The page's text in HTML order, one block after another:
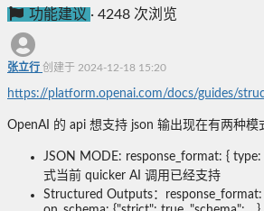
功能建议 · 4248 次浏览
张立行 创建于 2024-12-18 15:20
https://platform.openai.com/docs/guides/
OpenAI 的 api 想支持 json 输出现在有两种模
JSON MODE: response_format: {
式当前 quicker AI 调用已经支持
Structured Outputs：response_format: